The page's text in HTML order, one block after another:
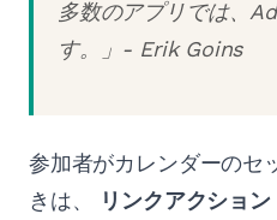
多数のアプリでは、
す。」- Erik Goins
参加者がカレンダーのセ
きは、
リンクアクション